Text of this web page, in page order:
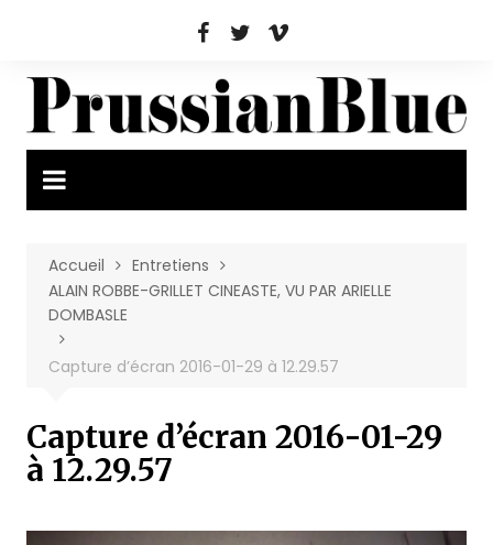
Accueil
Entretiens
ALAIN ROBBE-GRILLET CINEASTE, VU PAR ARIELLE
DOMBASLE
Capture d’écran 2016-01-29 à 12.29.57
Capture d’écran 2016-01-29
à 12.29.57